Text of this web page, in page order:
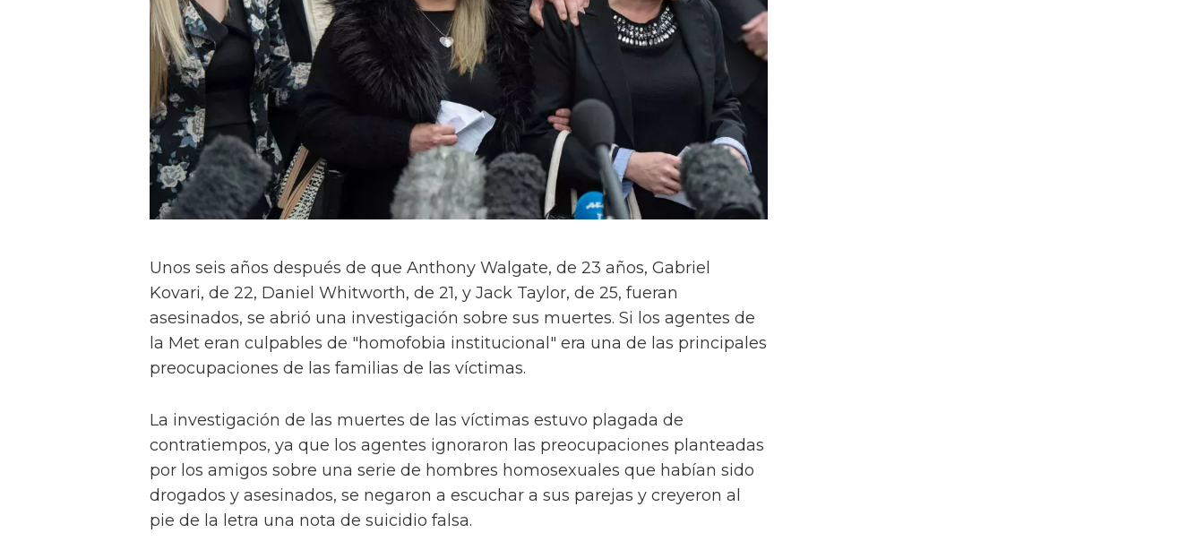
Unos seis años después de que Anthony Walgate, de 23 años, Gabriel
Kovari, de 22, Daniel Whitworth, de 21, y Jack Taylor, de 25, fueran
asesinados, se abrió una investigación sobre sus muertes. Si los agentes de
la Met eran culpables de "homofobia institucional" era una de las principales
preocupaciones de las familias de las víctimas.
La investigación de las muertes de las víctimas estuvo plagada de
contratiempos, ya que los agentes ignoraron las preocupaciones planteadas
por los amigos sobre una serie de hombres homosexuales que habían sido
drogados y asesinados, se negaron a escuchar a sus parejas y creyeron al
pie de la letra una nota de suicidio falsa.